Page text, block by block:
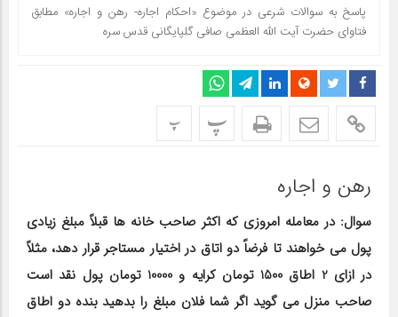
پاسخ به سوالات شرعی در موضوع «احکام اجاره- رهن و اجاره» مطابق
فتاوای حضرت آیت الله العظمی صافی گلپایگانی قدس سره
پ پ
رهن و اجاره
سوال: در معامله امروزی که اکثر صاحب خانه ها قبلاً مبلغ زیادی
پول می خواهند تا فرضاً دو اتاق در اختیار مستاجر قرار دهد، مثلاً
در ازای 2 اطاق 1500 تومان کرایه و 10000 تومان پول نقد است
صاحب منزل می گوید اگر شما فلان مبلغ را بدهید بنده دو اطاق